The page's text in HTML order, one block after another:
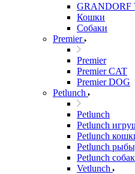
GRANDORF
Кошки
Собаки
Premier
Premier
Premier CAT
Premier DOG
Petlunch
Petlunch
Petlunch
Petlunch
Petlunch
Petlunch
Vetlunch